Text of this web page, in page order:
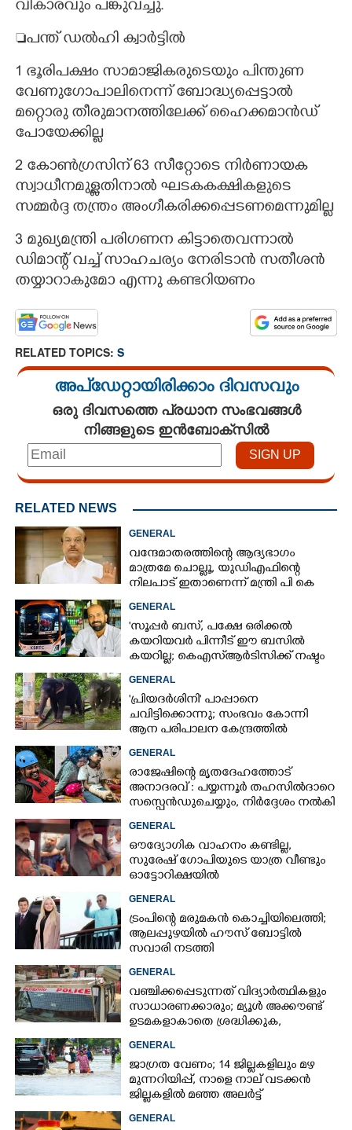
വികാരവും പങ്കുവച്ചു.
പന്ത് ഡൽഹി ക്വാർട്ടിൽ
1 ഭൂരിപക്ഷം സാമാജികരുടെയും പിന്തുണ
വേണുഗോപാലിനെന്ന് ബോദ്ധ്യപ്പെട്ടാൽ
മറ്റൊരു തീരുമാനത്തിലേക്ക് ഹൈക്കമാൻഡ്
പോയേക്കില്ല
2 കോൺഗ്രസിന് 63 സീറ്റോടെ നിർണായക
സ്വാധീനമുള്ളതിനാൽ ഘടകകക്ഷികളുടെ
സമ്മർദ്ദ തന്ത്രം അംഗീകരിക്കപ്പെടണമെന്നുമില്ല
3 മുഖ്യമന്ത്രി പരിഗണന കിട്ടാതെവന്നാൽ
ഡിമാന്റ് വച്ച് സാഹചര്യം നേരിടാൻ സതീശൻ
തയ്യാറാകുമോ എന്നു കണ്ടറിയണം
RELATED TOPICS: S
അപ്ഡേറ്റായിരിക്കാം ദിവസവും
ഒരു ദിവസത്തെ പ്രധാന സംഭവങ്ങൾ
നിങ്ങളുടെ ഇൻബോക്സിൽ
RELATED NEWS
GENERAL
വന്ദേമാതരത്തിന്റെ ആദ്യഭാഗം
മാത്രമേ ചൊല്ലൂ,​ യുഡിഎഫിന്റെ
നിലപാട് ഇതാണെന്ന് മന്ത്രി പി കെ
GENERAL
'സൂപ്പർ ബസ്, പക്ഷേ ഒരിക്കൽ
കയറിയവർ പിന്നീട് ഈ ബസിൽ
കയറില്ല; കെഎസ്ആർടിസിക്ക് നഷ്ടം
GENERAL
'പ്രിയദർശിനി' പാപ്പാനെ
ചവിട്ടിക്കൊന്നു; സംഭവം കോന്നി
ആന പരിപാലന കേന്ദ്രത്തിൽ
GENERAL
രാജേഷിന്റെ മൃതദേഹത്തോട്
അനാദരവ് : പയ്യന്നൂർ തഹസിൽദാറെ
സസ്പെൻഡുചെയ്യും, നിർദ്ദേശം നൽകി
GENERAL
ഔദ്യോഗിക വാഹനം കണ്ടില്ല,
സുരേഷ് ഗോപിയുടെ യാത്ര വീണ്ടും
ഓട്ടോറിക്ഷയിൽ
GENERAL
ട്രംപിന്റെ മരുമകൻ കൊച്ചിയിലെത്തി;
ആലപ്പുഴയിൽ ഹൗസ് ബോട്ടിൽ
സവാരി നടത്തി
GENERAL
വഞ്ചിക്കപ്പെടുന്നത് വിദ്യാർത്ഥികളും
സാധാരണക്കാരും; മ്യൂൾ അക്കൗണ്ട്
ഉടമകളാകാതെ ശ്രദ്ധിക്കുക,
GENERAL
ജാഗ്രത വേണം; 14 ജില്ലകളിലും മഴ
മുന്നറിയിപ്പ്, നാളെ നാല് വടക്കൻ
ജില്ലകളിൽ മഞ്ഞ അലർട്ട്
GENERAL